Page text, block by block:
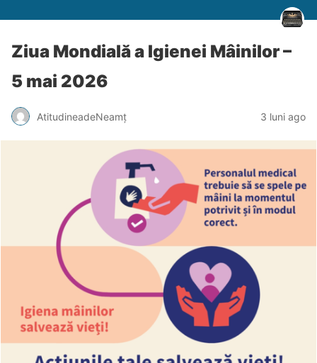
Ziua Mondială a Igienei Mâinilor –
5 mai 2026
AtitudineadeNeamț 3 luni ago